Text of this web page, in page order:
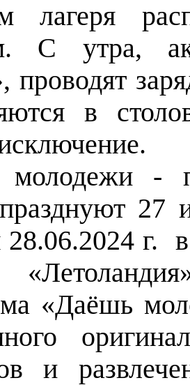
лагеря
С утра,
проводят
в
молодежи -
27
28.06.2024 г.
«Даёшь
и